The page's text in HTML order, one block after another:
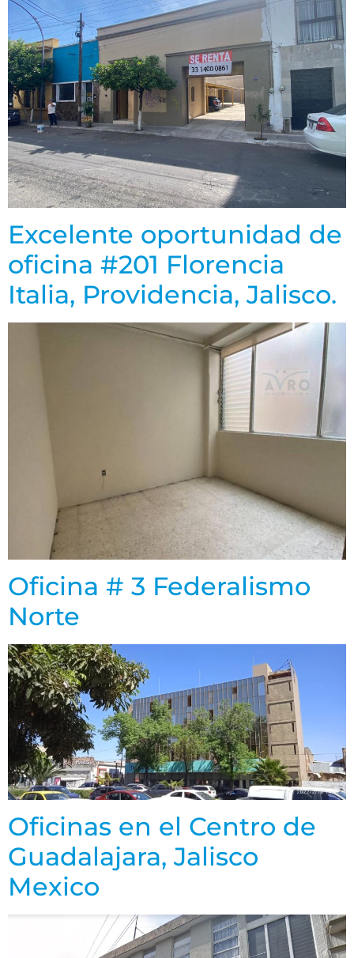
Excelente oportunidad de
oficina #201 Florencia
Italia, Providencia, Jalisco.
Oficina # 3 Federalismo
Norte
Oficinas en el Centro de
Guadalajara, Jalisco
Mexico